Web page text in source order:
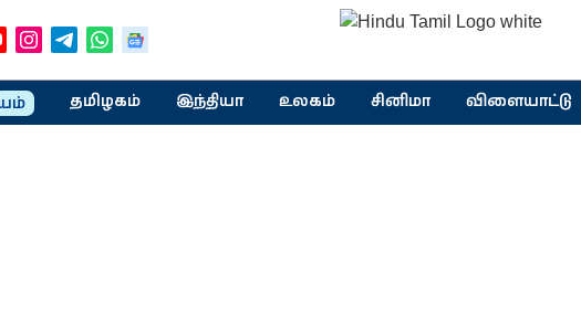
தமிழகம் இந்தியா உலகம் சினிமா விளையாட்டு